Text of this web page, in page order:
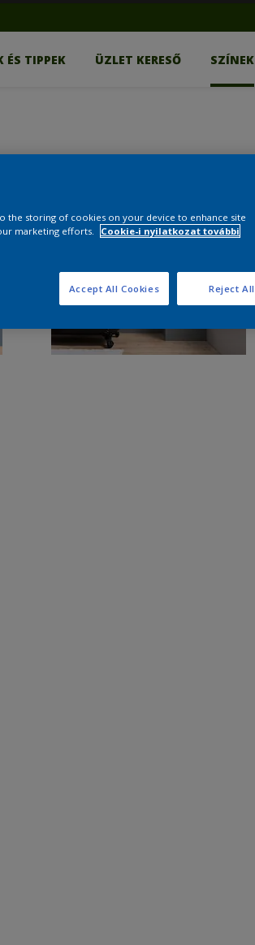
ÉS TIPPEK ÜZLET KERESŐ SZÍNEK
the storing of cookies on your device to enhance site
marketing efforts.
Cookie-i nyilatkozat további
Reject All
Accept All Cookies